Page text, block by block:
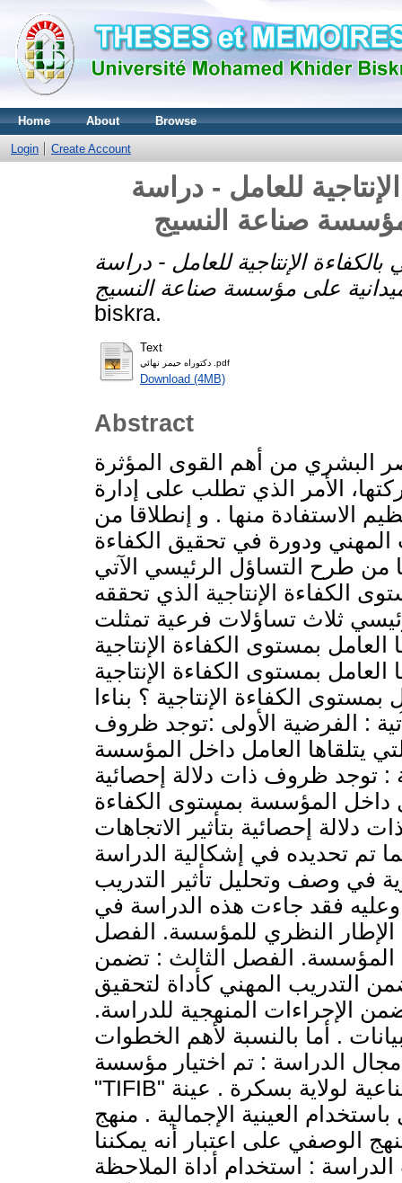
Home About Browse
Login Create Account
للعامل - دراسة
بالكفاءة الإنتاجية للعامل - دراسة
biskra.
Text
دكتوراه حيمر نهائي .pdf
Download (4MB)
Abstract
البشري من أهم القوى المؤثرة
الأمر الذي تطلب على إدارة
الاستفادة منها . و إنطلاقا من
المهني ودورة في تحقيق الكفاءة
من طرح التساؤل الرئيسي الآتي
الكفاءة الإنتاجية الذي تحققه
ثلاث تساؤلات فرعية تمثلت
بمستوى الكفاءة الإنتاجية
بمستوى الكفاءة الإنتاجية
الكفاءة الإنتاجية ؟ بناءا
: الفرضية الأولى :توجد ظروف
يتلقاها العامل داخل المؤسسة
: توجد ظروف ذات دلالة إحصائية
داخل المؤسسة بمستوى الكفاءة
دلالة إحصائية بتأثير الاتجاهات
تم تحديده في إشكالية الدراسة
في وصف وتحليل تأثير التدريب
فقد جاءت هذه الدراسة في
النظري للمؤسسة. الفصل
المؤسسة. الفصل الثالث : تضمن
التدريب المهني كأداة لتحقيق
الإجراءات المنهجية للدراسة.
. أما بالنسبة لأهم الخطوات
الدراسة : تم اختيار مؤسسة
"TIFIB" للنسيج المتواجدة في المنطقة الصناعية لولاية بسكرة . عينة
حجمها ب187 عامل باستخدام العينية الإجمالية . منهج
الوصفي على اعتبار أنه يمكننا
: استخدام أداة الملاحظة